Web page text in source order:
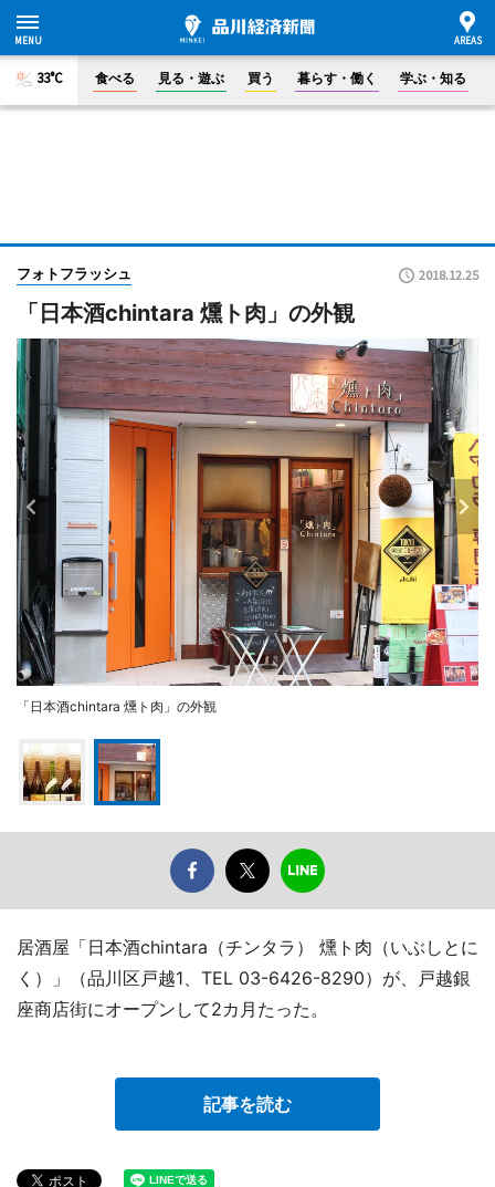
33°C 食べる 見る・遊ぶ 買う 暮らす・働く 学ぶ・知る
フォトフラッシュ 2018.12.25
「日本酒chintara 燻ト肉」の外観
「日本酒chintara 燻ト肉」の外観
居酒屋「日本酒chintara（チンタラ） 燻ト肉（いぶしとに
く）」（品川区戸越1、TEL 03-6426-8290）が、戸越銀
座商店街にオープンして2カ月たった。
記事を読む